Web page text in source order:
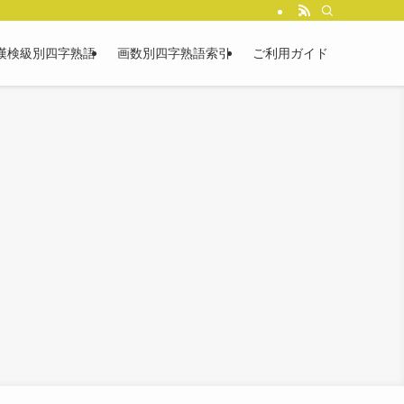
検級別四字熟語 画数別四字熟語索引 ご利用ガイド